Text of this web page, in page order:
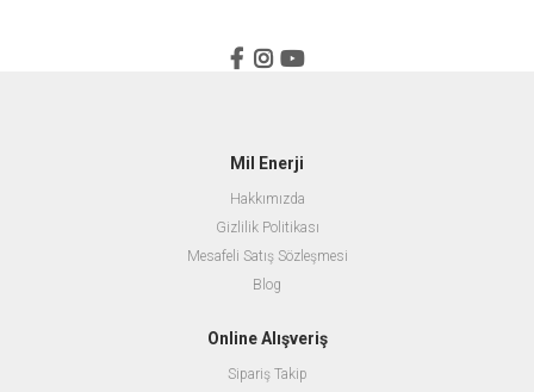
Mil Enerji
Hakkımızda
Gizlilik Politikası
Mesafeli Satış Sözleşmesi
Blog
Online Alışveriş
Sipariş Takip